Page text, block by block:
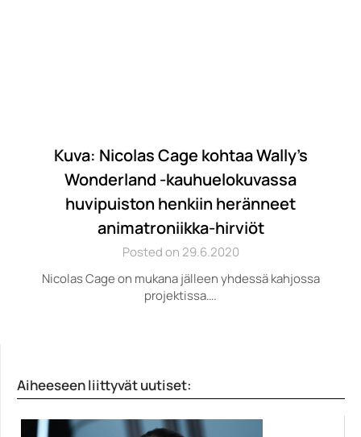
Kuva: Nicolas Cage kohtaa Wally’s
Wonderland -kauhuelokuvassa
huvipuiston henkiin heränneet
animatroniikka-hirviöt
Posted on 29.6.2020
Nicolas Cage on mukana jälleen yhdessä kahjossa
projektissa….
Aiheeseen liittyvät uutiset: